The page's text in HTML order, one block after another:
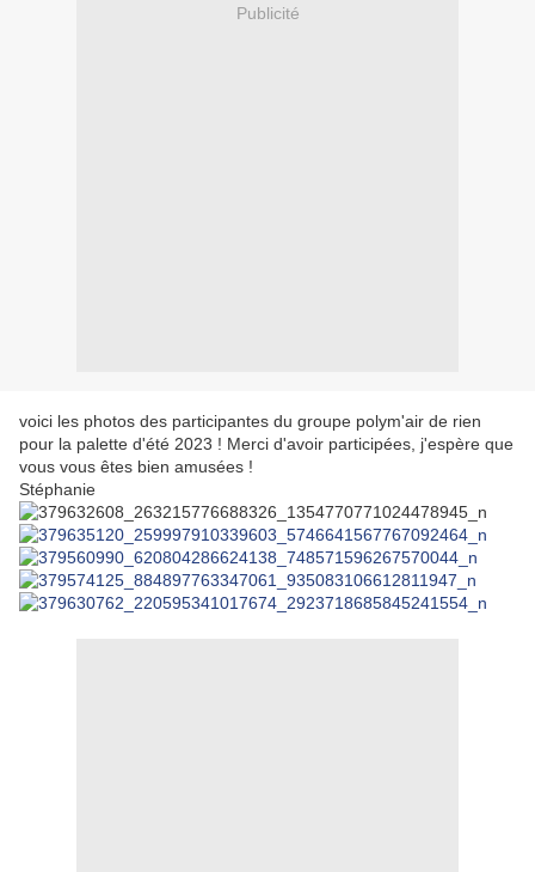
Publicité
voici les photos des participantes du groupe polym'air de rien
pour la palette d'été 2023 ! Merci d'avoir participées, j'espère que
vous vous êtes bien amusées !
Stéphanie